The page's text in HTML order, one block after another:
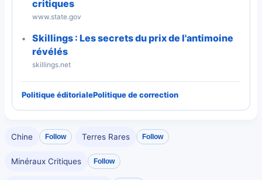
critiques
www.state.gov
Skillings : Les secrets du prix de l'antimoine
révélés
skillings.net
Politique éditorialePolitique de correction
Chine Follow Terres Rares Follow
Minéraux Critiques Follow